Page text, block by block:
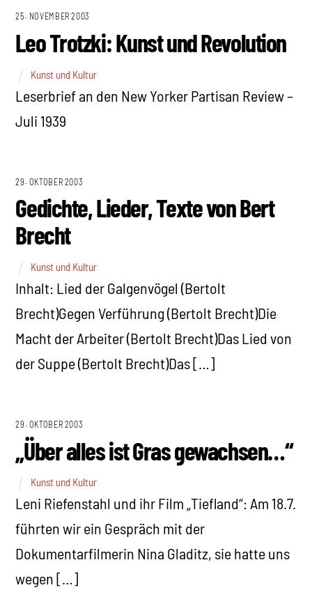
25. NOVEMBER 2003
Leo Trotzki: Kunst und Revolution
Kunst und Kultur
Leserbrief an den New Yorker Partisan Review –
Juli 1939
29. OKTOBER 2003
Gedichte, Lieder, Texte von Bert
Brecht
Kunst und Kultur
Inhalt: Lied der Galgenvögel (Bertolt
Brecht)Gegen Verführung (Bertolt Brecht)Die
Macht der Arbeiter (Bertolt Brecht)Das Lied von
der Suppe (Bertolt Brecht)Das […]
29. OKTOBER 2003
„Über alles ist Gras gewachsen…“
Kunst und Kultur
Leni Riefenstahl und ihr Film „Tiefland“: Am 18.7.
führten wir ein Gespräch mit der
Dokumentarfilmerin Nina Gladitz, sie hatte uns
wegen […]